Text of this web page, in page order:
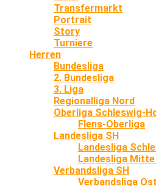
Transfermarkt
Portrait
Story
Turniere
Herren
Bundesliga
2. Bundesliga
3. Liga
Regionalliga Nord
Oberliga Schleswig-
Flens-Oberliga
Landesliga SH
Landesliga
Landesliga
Verbandsliga SH
Verbandsliga Ost